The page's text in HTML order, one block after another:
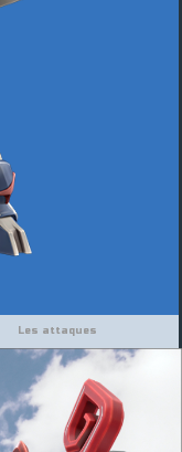
Les attaques